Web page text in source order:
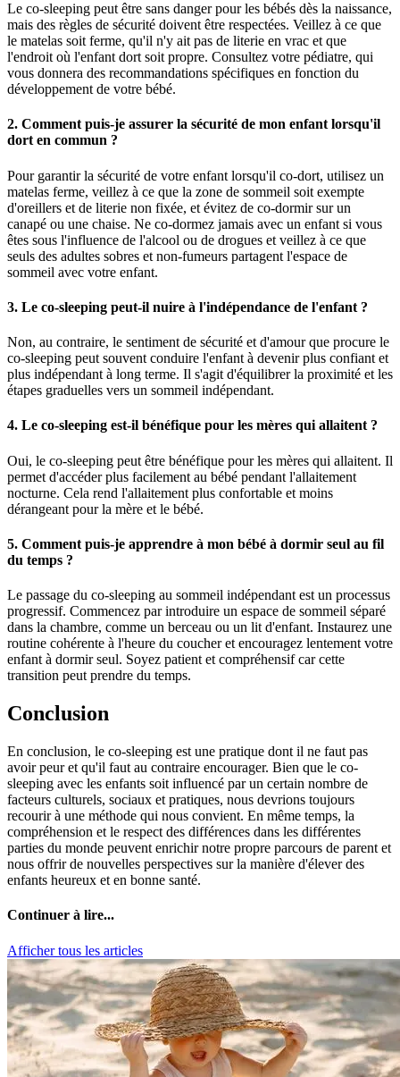
Le co-sleeping peut être sans danger pour les bébés dès la naissance,
mais des règles de sécurité doivent être respectées. Veillez à ce que
le matelas soit ferme, qu'il n'y ait pas de literie en vrac et que
l'endroit où l'enfant dort soit propre. Consultez votre pédiatre, qui
vous donnera des recommandations spécifiques en fonction du
développement de votre bébé.
2. Comment puis-je assurer la sécurité de mon enfant lorsqu'il
dort en commun ?
Pour garantir la sécurité de votre enfant lorsqu'il co-dort, utilisez un
matelas ferme, veillez à ce que la zone de sommeil soit exempte
d'oreillers et de literie non fixée, et évitez de co-dormir sur un
canapé ou une chaise. Ne co-dormez jamais avec un enfant si vous
êtes sous l'influence de l'alcool ou de drogues et veillez à ce que
seuls des adultes sobres et non-fumeurs partagent l'espace de
sommeil avec votre enfant.
3. Le co-sleeping peut-il nuire à l'indépendance de l'enfant ?
Non, au contraire, le sentiment de sécurité et d'amour que procure le
co-sleeping peut souvent conduire l'enfant à devenir plus confiant et
plus indépendant à long terme. Il s'agit d'équilibrer la proximité et les
étapes graduelles vers un sommeil indépendant.
4. Le co-sleeping est-il bénéfique pour les mères qui allaitent ?
Oui, le co-sleeping peut être bénéfique pour les mères qui allaitent. Il
permet d'accéder plus facilement au bébé pendant l'allaitement
nocturne. Cela rend l'allaitement plus confortable et moins
dérangeant pour la mère et le bébé.
5. Comment puis-je apprendre à mon bébé à dormir seul au fil
du temps ?
Le passage du co-sleeping au sommeil indépendant est un processus
progressif. Commencez par introduire un espace de sommeil séparé
dans la chambre, comme un berceau ou un lit d'enfant. Instaurez une
routine cohérente à l'heure du coucher et encouragez lentement votre
enfant à dormir seul. Soyez patient et compréhensif car cette
transition peut prendre du temps.
Conclusion
En conclusion, le co-sleeping est une pratique dont il ne faut pas
avoir peur et qu'il faut au contraire encourager. Bien que le co-
sleeping avec les enfants soit influencé par un certain nombre de
facteurs culturels, sociaux et pratiques, nous devrions toujours
recourir à une méthode qui nous convient. En même temps, la
compréhension et le respect des différences dans les différentes
parties du monde peuvent enrichir notre propre parcours de parent et
nous offrir de nouvelles perspectives sur la manière d'élever des
enfants heureux et en bonne santé.
Continuer à lire...
Afficher tous les articles